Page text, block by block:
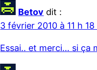
Betov dit :
3 février 2010 à 11 h 18
Essai.. et merci… si ça